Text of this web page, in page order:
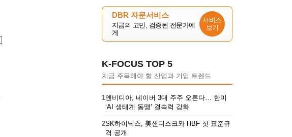
DBR 자문서비스
지금의 고민, 검증된 전문가에
게
서비스
보기
K-FOCUS TOP 5
지금 주목해야 할 산업과 기업 트렌드
1엔비디아, 네이버 3대 주주 오른다… 한미
‘AI 생태계 동맹’ 결속력 강화
2SK하이닉스, 美샌디스크와 HBF 첫 표준규
격 공개